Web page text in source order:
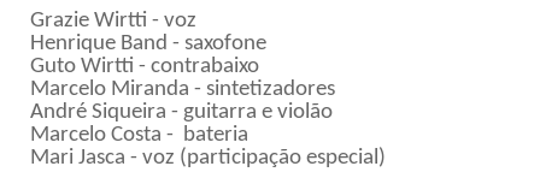
Grazie Wirtti - voz
Henrique Band - saxofone
Guto Wirtti - contrabaixo
Marcelo Miranda - sintetizadores
André Siqueira - guitarra e violão
Marcelo Costa - bateria
Mari Jasca - voz (participação especial)